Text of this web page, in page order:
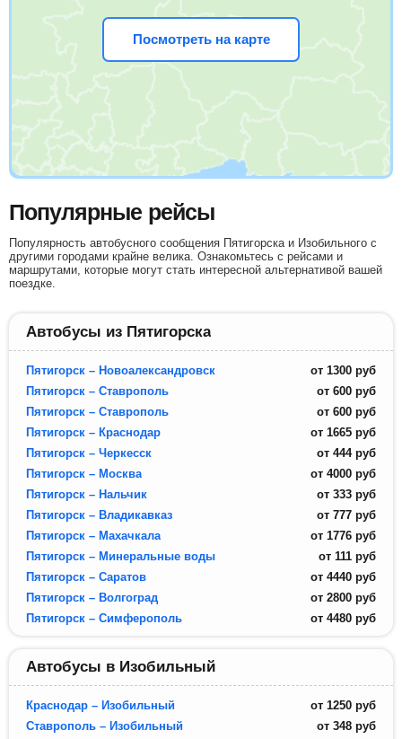
Посмотреть на карте
Популярные рейсы
Популярность автобусного сообщения Пятигорска и Изобильного с
другими городами крайне велика. Ознакомьтесь с рейсами и
маршрутами, которые могут стать интересной альтернативой вашей
поездке.
Автобусы из Пятигорска
Пятигорск – Новоалександровск от 1300 руб
Пятигорск – Ставрополь
от 600 руб
Пятигорск – Ставрополь
от 600 руб
Пятигорск – Краснодар
от 1665 руб
Пятигорск – Черкесск
от 444 руб
Пятигорск – Москва
от 4000 руб
Пятигорск – Нальчик
от 333 руб
Пятигорск – Владикавказ
от 777 руб
Пятигорск – Махачкала
от 1776 руб
Пятигорск – Минеральные воды
от 111 руб
Пятигорск – Саратов
от 4440 руб
Пятигорск – Волгоград
от 2800 руб
Пятигорск – Симферополь
от 4480 руб
Автобусы в Изобильный
Краснодар – Изобильный от 1250 руб
Ставрополь – Изобильный
от 348 руб